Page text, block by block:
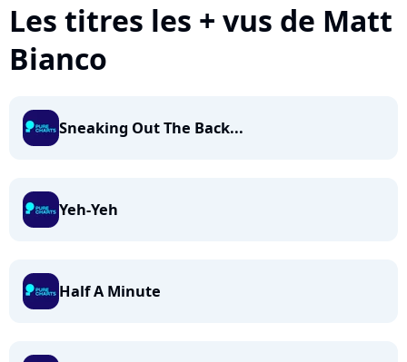
Les titres les + vus de Matt
Bianco
Sneaking Out The Back...
Yeh-Yeh
Half A Minute